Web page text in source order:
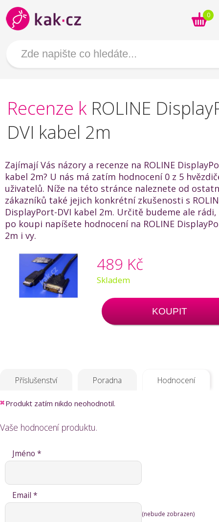
0
Recenze k ROLINE
DVI kabel 2m
Zajímají Vás názory a recenze na ROLINE
kabel 2m? U nás má zatím hodnocení 0 z 5
uživatelů. Níže na této stránce naleznete od
zákazníků také jejich konkrétní zkušenosti s
DisplayPort-DVI kabel 2m. Určitě budeme ale rádi,
po koupi napíšete hodnocení na ROLINE
2m i vy.
489 Kč
Skladem
KOUPIT
Příslušenství Poradna Hodnocení
Produkt zatím nikdo neohodnotil.
Vaše hodnocení produktu.
Jméno *
Email *
(nebude zobrazen)